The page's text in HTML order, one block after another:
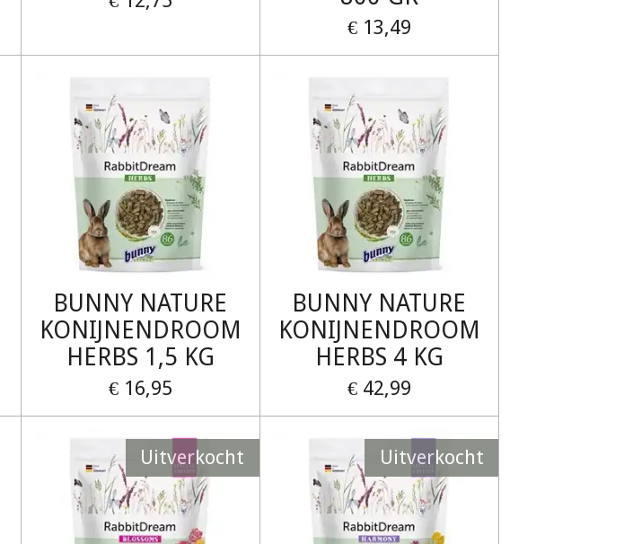
€ 13,49
BUNNY NATURE
KONIJNENDROOM
HERBS 1,5 KG
€ 16,95
BUNNY NATURE
KONIJNENDROOM
HERBS 4 KG
€ 42,99
Uitverkocht Uitverkocht